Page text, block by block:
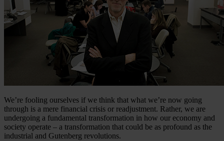
We’re fooling ourselves if we think that what we’re now going
through is a mere financial crisis or readjustment. Rather, we are
undergoing a fundamental transformation in how our economy and
society operate – a transformation that could be as profound as the
industrial and Gutenberg revolutions.